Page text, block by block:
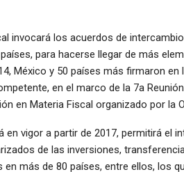
invocará los acuerdos de
para hacerse llegar de más
México y 50 países más firmaron en
en el marco de la 7a
en Materia Fiscal organizado por la
en vigor a partir de 2017, permitirá el
de las inversiones,
más de 80 países, entre ellos, los